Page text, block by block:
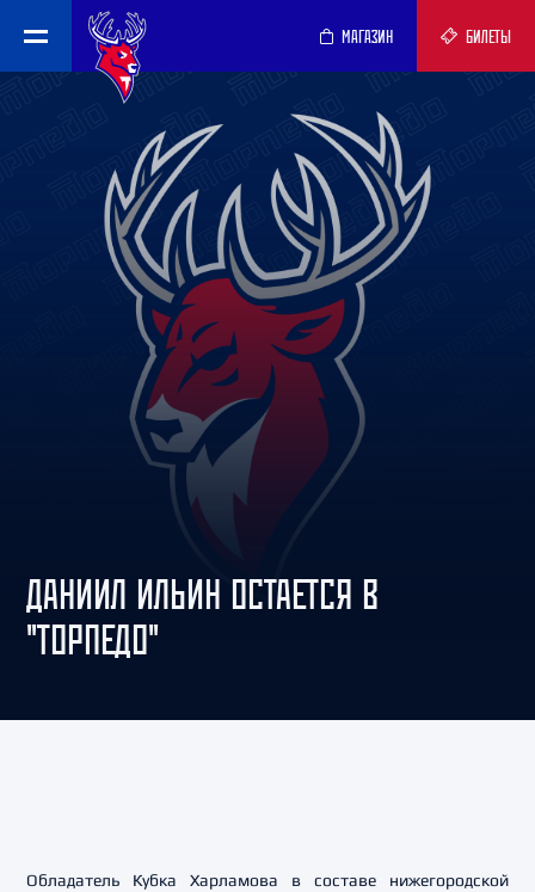
МАГАЗИН БИЛЕТЫ
ДАНИИЛ ИЛЬИН ОСТАЕТСЯ В
"ТОРПЕДО"
Обладатель Кубка Харламова в составе нижегородской